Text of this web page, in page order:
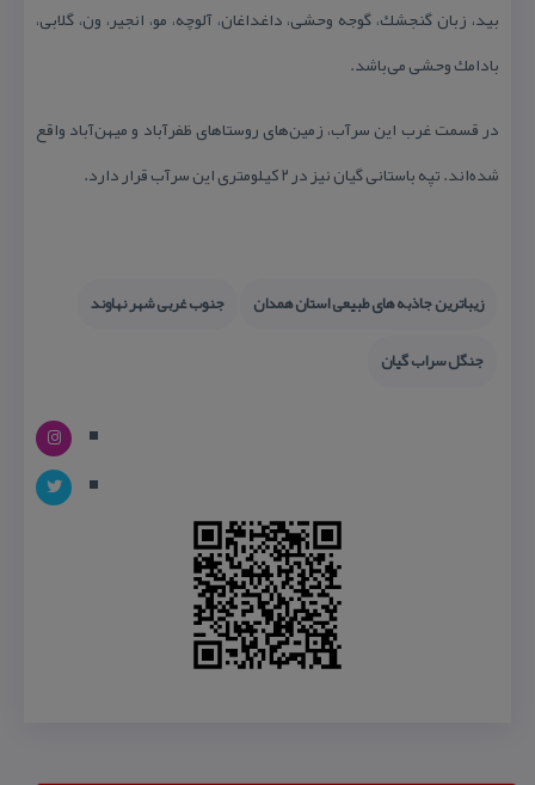
بید، زبان گنجشك، گوجه وحشی، داغداغان، آلوچه، مو، انجیر، ون، گلابی،
بادامك وحشی می‌باشد.
در قسمت غرب این سرآب، زمین‌های روستاهای ظفرآباد و میهن‌آباد واقع
شده‌اند. تپه باستانی گیان نیز در ۲ كیلومتری این سرآب قرار دارد.
زیباترین جاذبه های طبیعی استان همدان
جنوب غربی شهر نهاوند
جنگل سراب گیان